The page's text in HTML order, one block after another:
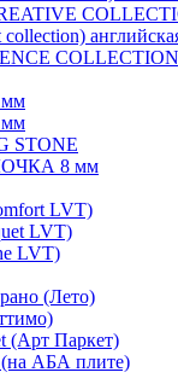
мм
мм
STONE
8 мм
LVT)
LVT)
LVT)
(Лето)
(Арт Паркет)
АБА плите)